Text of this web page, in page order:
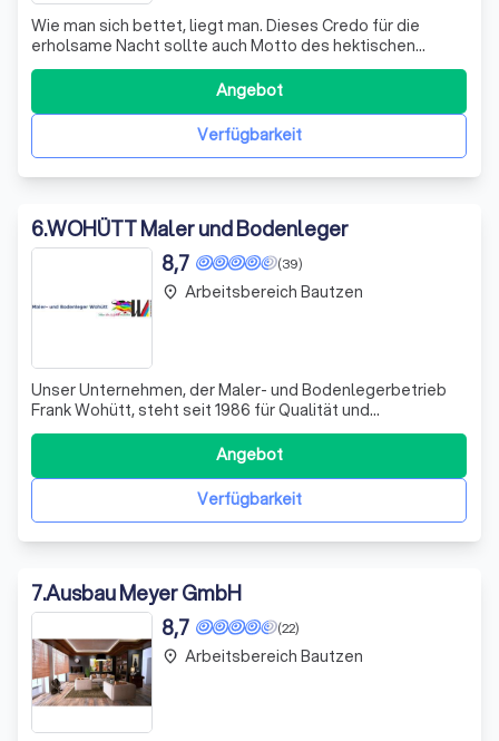
Wie man sich bettet, liegt man. Dieses Credo für die
erholsame Nacht sollte auch Motto des hektischen
Tages sein. Die Füße begleiten den Menschen auf Schritt
und Tritt, sie leisten täglich knallharte Arbeit. Deshalb
dankt man ihnen am besten mit einem komfortablen
Untergrund. Wir schicken ihre Füße
Verfügbarkeit
Angebot
6.WOHÜTT Maler und Bodenleger
(39)
8,7
Unser Unternehmen, der Maler- und Bodenlegerbetrieb
Frank Wohütt, steht seit 1986 für Qualität und
Zuverlässigkeit im Handwerk. Wir sind stolz darauf, ein
Meisterbetrieb zu sein und legen großen Wert auf
Professionalität und Qualität in der Planung und
Ausführung unserer Projekte. Ob Sie ein Privatk
Verfügbarkeit
Angebot
place Arbeitsbereich Bautzen
7.Ausbau Meyer GmbH
(22)
8,7
place Arbeitsbereich Bautzen